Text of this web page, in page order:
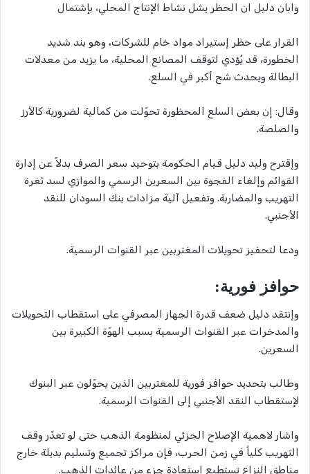
وابان دليل ان الحظر يشل نشاط الإنتاج المحلي، بإشتمال
القرار على حظر إستيراد مواد خام للشركات، وهو بند شديد
الخطورة، قد يُؤدي لتوقف المصانع المحلية، ما يزيد من معدلات
البطالة ويحدث شح أكبر في السلع.
وقال: إن بعض السلع المحظورة تحوّلت من كمالية لضرورية كالأرز
والصلصة.
وإقترح وليد دليل قيام الحكومة بتوحيد سعر الصرف بدلاً عن إدارة
القوائم وإلغاء الفجوة بين السعرين الرسمي والموازي لسد ثغرة
التهريب والمضاربة. وتفعيل آلية مزادات بنك السودان للنقد
الأجنبي.
ودعا لتحفيز تحويلات المغتربين عبر القنوات الرسمية.
حوافز فورية:
وإنتقد دليل ضعف قدرة الجهاز المصرفي على استقطاب التحويلات
والمدخرات عبر القنوات الرسمية بسبب الهوّة الكبيرة بين
السعرين.
وطالب بتحديد حوافز فورية للمغتربين الذين يحوّلون عبر البنوك
لإستقطاب النقد الأجنبي إلى القنوات الرسمية.
واشار لاهمية الإصلاح الجزئي لمنظومة الذهب حتى لو تعذّر وقف
التهريب كلياً في زمن الحرب، فإن مراكز تجميع وتسليم بديلة خارج
مناطق النزاع تستطيع استعادة جزء من عائدات الذهب.